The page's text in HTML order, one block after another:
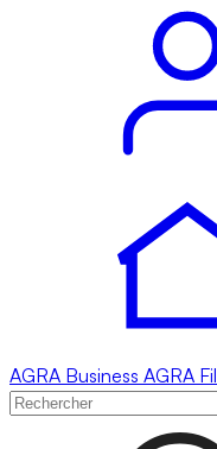
AGRA Business AGRA Fil